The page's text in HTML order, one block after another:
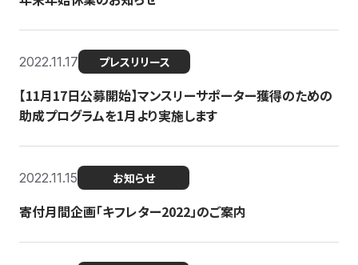
2022.11.17 プレスリリース
【11月17日公募開始】マンスリーサポーター獲得のための
助成プログラムを1月より実施します
2022.11.15 お知らせ
寄付月間企画「キフレター2022」のご案内